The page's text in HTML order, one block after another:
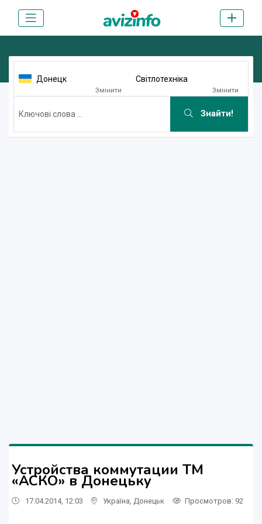
Донецк
Змінити
Світлотехніка
Змінити
Знайти!
Устройства коммутации ТМ
«АСКО» в Донецьку
17.04.2014, 12:03 Україна Донецьк Просмотров: 92